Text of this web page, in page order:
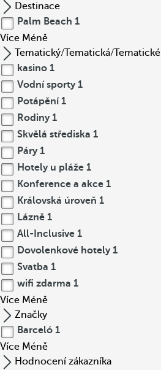
Destinace
Palm Beach 1
Více Méně
Tematický/Tematická/Tematické
kasino 1
Vodní sporty 1
Potápění1
Rodiny 1
Skvělá střediska 1
Páry 1
Hotely u pláže 1
Konference a akce 1
Královská úroveň 1
Lázně 1
All-Inclusive 1
Dovolenkové hotely 1
Svatba 1
wifi zdarma 1
Více Méně
Značky
Barceló 1
Více Méně
Hodnocení zákazníka